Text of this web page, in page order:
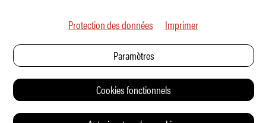
Protection des données Imprimer
Paramètres
Cookies fonctionnels